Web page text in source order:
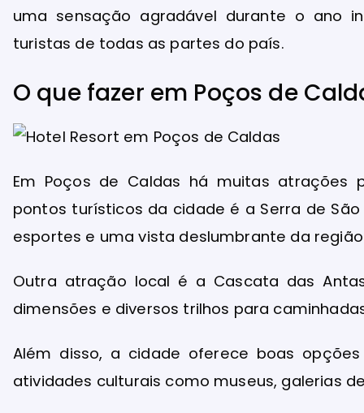
uma sensação agradável durante o ano
turistas de todas as partes do país.
O que fazer em Poços de
Em Poços de Caldas há muitas atrações
pontos turísticos da cidade é a Serra de
esportes e uma vista deslumbrante da
Outra atração local é a Cascata das
dimensões e diversos trilhos para
Além disso, a cidade oferece boas
atividades culturais como museus, galerias